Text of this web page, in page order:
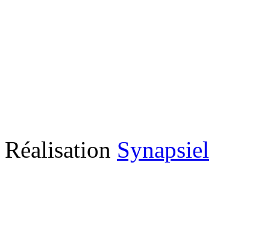
Réalisation Synapsiel